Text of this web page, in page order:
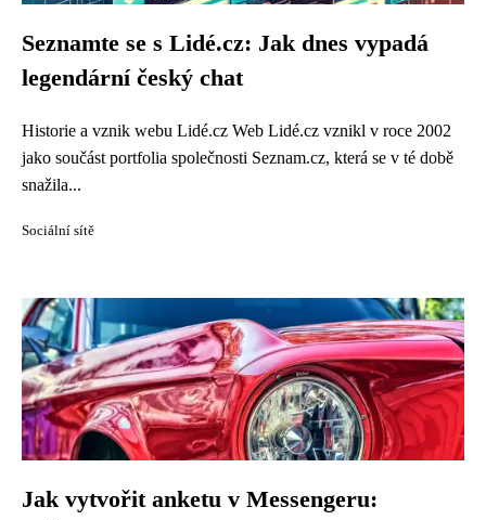
Seznamte se s Lidé.cz: Jak dnes vypadá
legendární český chat
Historie a vznik webu Lidé.cz Web Lidé.cz vznikl v roce 2002
jako součást portfolia společnosti Seznam.cz, která se v té době
snažila...
Sociální sítě
Jak vytvořit anketu v Messengeru: